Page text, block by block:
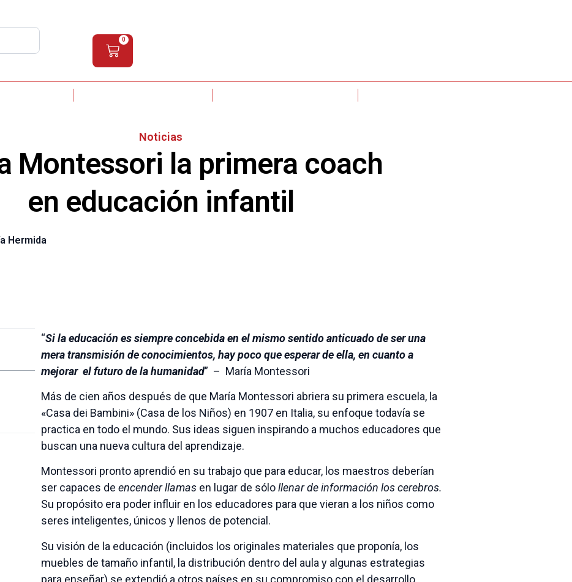
0
Noticias
Montessori la primera coach
en educación infantil
Hermida
“Si la educación es siempre concebida en el mismo sentido anticuado de ser una
mera transmisión de conocimientos, hay poco que esperar de ella, en cuanto a
mejorar el futuro de la humanidad” – María Montessori
Más de cien años después de que María Montessori abriera su primera escuela, la
«Casa dei Bambini» (Casa de los Niños) en 1907 en Italia, su enfoque todavía se
practica en todo el mundo. Sus ideas siguen inspirando a muchos educadores que
buscan una nueva cultura del aprendizaje.
Montessori pronto aprendió en su trabajo que para educar, los maestros deberían
ser capaces deencender llamas en lugar de sólollenar de información los cerebros.
Su propósito era poder influir en los educadores para que vieran a los niños como
seres inteligentes, únicos y llenos de potencial.
Su visión de la educación (incluidos los originales materiales que proponía, los
muebles de tamaño infantil, la distribución dentro del aula y algunas estrategias
para enseñar) se extendió a otros países en su compromiso con el desarrollo